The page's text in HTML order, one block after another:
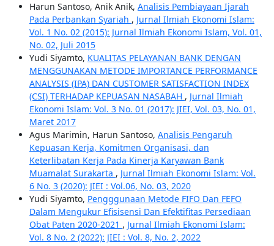
Harun Santoso, Anik Anik, Analisis Pembiayaan Ijarah
Pada Perbankan Syariah , Jurnal Ilmiah Ekonomi Islam:
Vol. 1 No. 02 (2015): Jurnal Ilmiah Ekonomi Islam, Vol. 01,
No. 02, Juli 2015
Yudi Siyamto, KUALITAS PELAYANAN BANK DENGAN
MENGGUNAKAN METODE IMPORTANCE PERFORMANCE
ANALYSIS (IPA) DAN CUSTOMER SATISFACTION INDEX
(CSI) TERHADAP KEPUASAN NASABAH , Jurnal Ilmiah
Ekonomi Islam: Vol. 3 No. 01 (2017): JIEI, Vol. 03, No. 01,
Maret 2017
Agus Marimin, Harun Santoso, Analisis Pengaruh
Kepuasan Kerja, Komitmen Organisasi, dan
Keterlibatan Kerja Pada Kinerja Karyawan Bank
Muamalat Surakarta , Jurnal Ilmiah Ekonomi Islam: Vol.
6 No. 3 (2020): JIEI : Vol.06, No. 03, 2020
Yudi Siyamto, Pengggunaan Metode FIFO Dan FEFO
Dalam Mengukur Efisisensi Dan Efektifitas Persediaan
Obat Paten 2020-2021 , Jurnal Ilmiah Ekonomi Islam:
Vol. 8 No. 2 (2022): JIEI : Vol. 8, No. 2, 2022